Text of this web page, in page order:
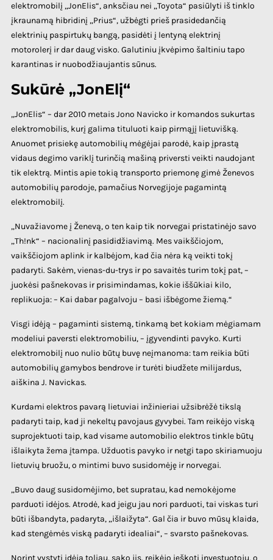
elektromobilį „JonElis“, anksčiau nei „Toyota“ pasiūlyti iš tinklo
įkraunamą hibridinį „Prius“, užbėgti prieš prasidedančią
elektrinių paspirtukų bangą, pasidėti į lentyną elektrinį
motorolerį ir dar daug visko. Galutiniu įkvėpimo šaltiniu tapo
karantinas ir nuobodžiaujantis sūnus.
Sukūrė „JonElį“
„JonElis“ – dar 2010 metais Jono Navicko ir komandos sukurtas
elektromobilis, kurį galima tituluoti kaip pirmąjį lietuvišką.
Anuomet prisiekę automobilių mėgėjai parodė, kaip įprastą
vidaus degimo variklį turinčią mašiną priversti veikti naudojant
tik elektrą. Mintis apie tokią transporto priemonę gimė Ženevos
automobilių parodoje, pamačius Norvegijoje pagamintą
elektromobilį.
„Nuvažiavome į Ženevą, o ten kaip tik norvegai pristatinėjo savo
„Th!nk“ – nacionalinį pasididžiavimą. Mes vaikščiojom,
vaikščiojom aplink ir kalbėjom, kad čia nėra ką veikti tokį
padaryti. Sakėm, vienas-du-trys ir po savaitės turim tokį pat, –
juokėsi pašnekovas ir prisimindamas, kokie iššūkiai kilo,
replikuoja: – Kai dabar pagalvoju – basi išbėgome žiemą.“
Visgi idėją – pagaminti sistemą, tinkamą bet kokiam mėgiamam
modeliui paversti elektromobiliu, – įgyvendinti pavyko. Kurti
elektromobilį nuo nulio būtų buvę neįmanoma: tam reikia būti
automobilių gamybos bendrove ir turėti biudžete milijardus,
aiškina J. Navickas.
Kurdami elektros pavarą lietuviai inžinieriai užsibrėžė tikslą
padaryti taip, kad ji nekeltų pavojaus gyvybei. Tam reikėjo viską
suprojektuoti taip, kad visame automobilio elektros tinkle būtų
išlaikyta žema įtampa. Užduotis pavyko ir netgi tapo skiriamuoju
lietuvių bruožu, o mintimi buvo susidomėję ir norvegai.
„Buvo daug susidomėjimo, bet supratau, kad nemokėjome
parduoti idėjos. Atrodė, kad jeigu jau nori parduoti, tai viskas turi
būti išbandyta, padaryta, „išlaižyta“. Gal čia ir buvo mūsų klaida,
kad stengėmės viską padaryti idealiai“, – svarsto pašnekovas.